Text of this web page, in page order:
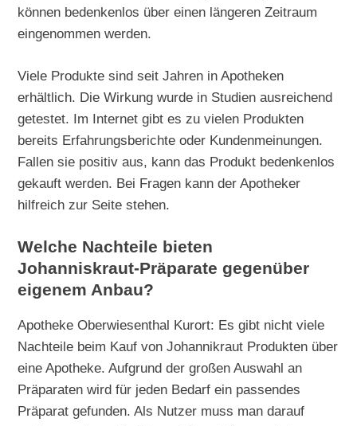
können bedenkenlos über einen längeren Zeitraum
eingenommen werden.
Viele Produkte sind seit Jahren in Apotheken
erhältlich. Die Wirkung wurde in Studien ausreichend
getestet. Im Internet gibt es zu vielen Produkten
bereits Erfahrungsberichte oder Kundenmeinungen.
Fallen sie positiv aus, kann das Produkt bedenkenlos
gekauft werden. Bei Fragen kann der Apotheker
hilfreich zur Seite stehen.
Welche Nachteile bieten
Johanniskraut-Präparate gegenüber
eigenem Anbau?
Apotheke Oberwiesenthal Kurort: Es gibt nicht viele
Nachteile beim Kauf von Johannikraut Produkten über
eine Apotheke. Aufgrund der großen Auswahl an
Präparaten wird für jeden Bedarf ein passendes
Präparat gefunden. Als Nutzer muss man darauf